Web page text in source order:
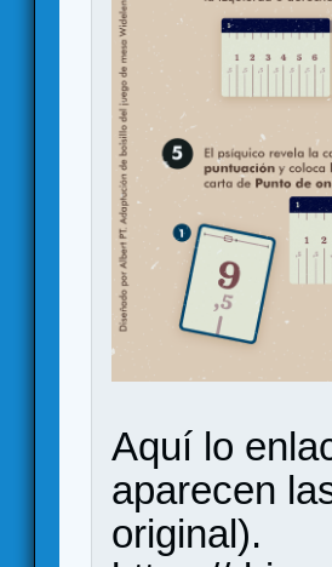
Aquí lo
aparecen
original).